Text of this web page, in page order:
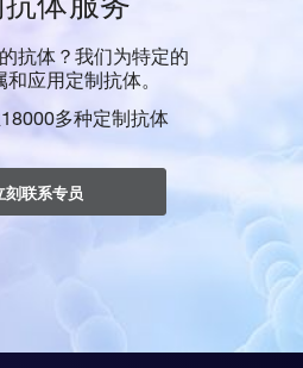
抗体？我们为特定的
应用定制抗体。
多种定制抗体
刻联系专员